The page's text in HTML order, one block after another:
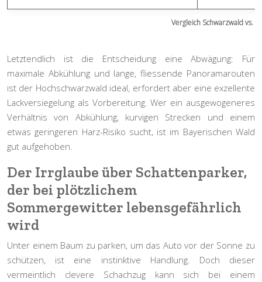
Vergleich Schwarzwald vs.
Letztendlich ist die Entscheidung eine Abwägung: Für
maximale Abkühlung und lange, fliessende Panoramarouten
ist der Hochschwarzwald ideal, erfordert aber eine exzellente
Lackversiegelung als Vorbereitung. Wer ein ausgewogeneres
Verhältnis von Abkühlung, kurvigen Strecken und einem
etwas geringeren Harz-Risiko sucht, ist im Bayerischen Wald
gut aufgehoben.
Der Irrglaube über Schattenparker,
der bei plötzlichem
Sommergewitter lebensgefährlich
wird
Unter einem Baum zu parken, um das Auto vor der Sonne zu
schützen, ist eine instinktive Handlung. Doch dieser
vermeintlich clevere Schachzug kann sich bei einem